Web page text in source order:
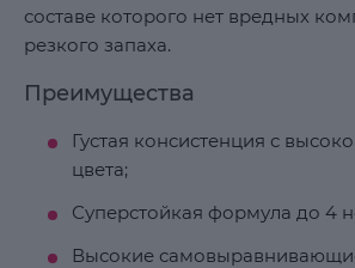
составе которого нет вредных
резкого запаха.
Преимущества
Густая консистенция с
цвета;
Суперстойкая формула до 4
Высокие